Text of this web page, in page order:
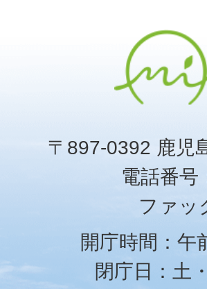
〒897-0392 鹿児
電話番号
ファッ
開庁時間：午
閉庁日：土